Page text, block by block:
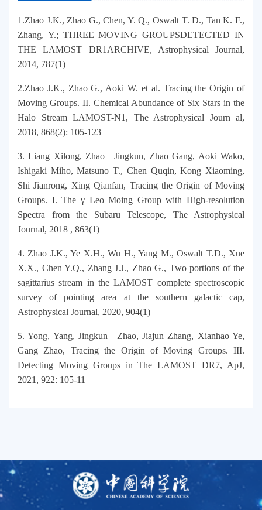
1.Zhao J.K., Zhao G., Chen, Y. Q., Oswalt T. D., Tan K. F.,
Zhang, Y.; THREE MOVING GROUPSDETECTED IN
THE LAMOST DR1ARCHIVE, Astrophysical Journal,
2014, 787(1)
2.Zhao J.K., Zhao G., Aoki W. et al. Tracing the Origin of
Moving Groups. II. Chemical Abundance of Six Stars in the
Halo Stream LAMOST-N1, The Astrophysical Journ al,
2018, 868(2): 105-123
3. Liang Xilong, Zhao Jingkun, Zhao Gang, Aoki Wako,
Ishigaki Miho, Matsuno T., Chen Quqin, Kong Xiaoming,
Shi Jianrong, Xing Qianfan, Tracing the Origin of Moving
Groups. I. The γ Leo Moing Group with High-resolution
Spectra from the Subaru Telescope, The Astrophysical
Journal, 2018 , 863(1)
4. Zhao J.K., Ye X.H., Wu H., Yang M., Oswalt T.D., Xue
X.X., Chen Y.Q., Zhang J.J., Zhao G., Two portions of the
sagittarius stream in the LAMOST complete spectroscopic
survey of pointing area at the southern galactic cap,
Astrophysical Journal, 2020, 904(1)
5. Yong, Yang, Jingkun Zhao, Jiajun Zhang, Xianhao Ye,
Gang Zhao, Tracing the Origin of Moving Groups. III.
Detecting Moving Groups in The LAMOST DR7, ApJ,
2021, 922: 105-11